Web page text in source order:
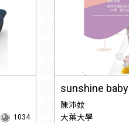
1034
sunshine baby
陳沛妏
大葉大學